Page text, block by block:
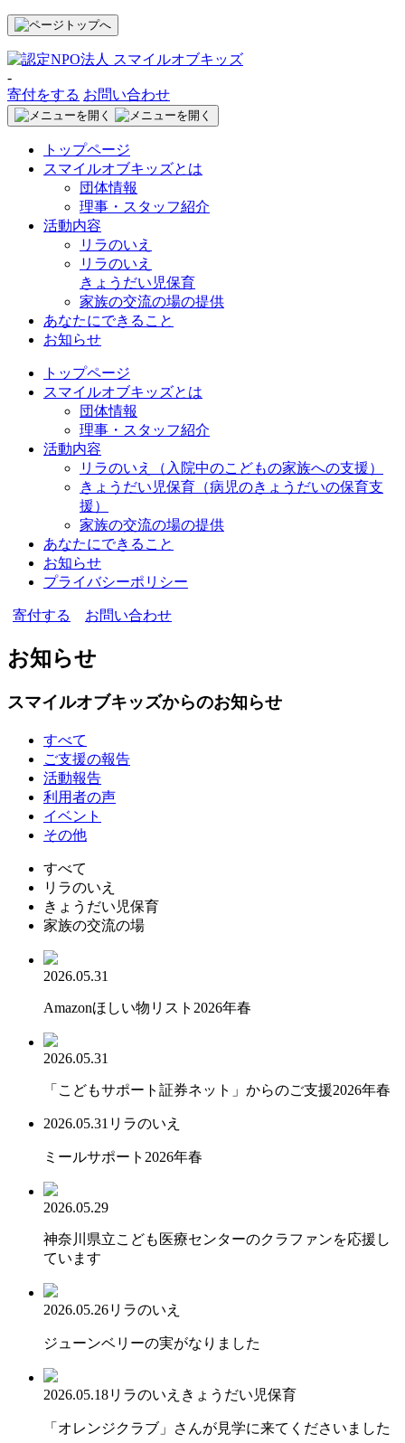
-
寄付をする お問い合わせ
トップページ
スマイルオブキッズとは
団体情報
理事・スタッフ紹介
活動内容
リラのいえ
リラのいえ
きょうだい児保育
家族の交流の場の提供
あなたにできること
お知らせ
トップページ
スマイルオブキッズとは
団体情報
理事・スタッフ紹介
活動内容
リラのいえ
（入院中のこどもの家族への支援）
きょうだい児保育 （病児のきょうだいの保育支
援）
家族の交流の場の提供
あなたにできること
お知らせ
プライバシーポリシー
寄付する お問い合わせ
お知らせ
スマイルオブキッズからのお知らせ
すべて
ご支援の報告
活動報告
利用者の声
イベント
その他
すべて
リラのいえ
きょうだい児保育
家族の交流の場
2026.05.31
Amazonほしい物リスト2026年春
2026.05.31
「こどもサポート証券ネット」からのご支援2026年春
2026.05.31 リラのいえ
ミールサポート2026年春
2026.05.29
神奈川県立こども医療センターのクラファンを応援し
ています
2026.05.26リラのいえ
ジューンベリーの実がなりました
2026.05.18リラのいえ きょうだい児保育
「オレンジクラブ」さんが見学に来てくださいました